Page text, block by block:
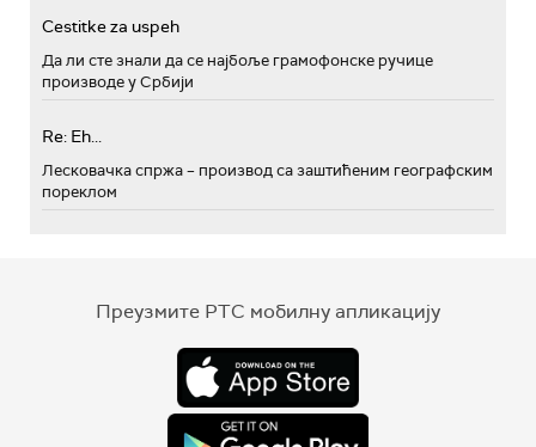
Cestitke za uspeh
Да ли сте знали да се најбоље грамофонске ручице
производе у Србији
Re: Eh...
Лесковачка спржа – производ са заштићеним географским
пореклом
Преузмите РТС мобилну апликацију